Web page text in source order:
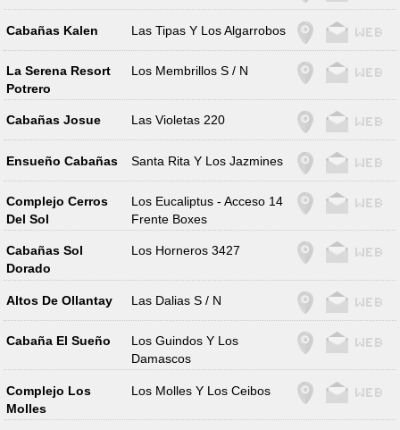
Cabañas Kalen Las Tipas Y Los Algarrobos
La Serena Resort
Potrero
Los Membrillos S / N
Cabañas Josue Las Violetas 220
Ensueño Cabañas Santa Rita Y Los Jazmines
Complejo Cerros
Del Sol
Los Eucaliptus - Acceso 14
Frente Boxes
Cabañas Sol
Dorado
Los Horneros 3427
Altos De Ollantay Las Dalias S / N
Cabaña El Sueño
Los Guindos Y Los
Damascos
Complejo Los
Molles
Los Molles Y Los Ceibos